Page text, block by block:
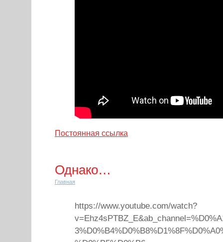
Постоянная ссылка
Однако…
Главная
https://www.youtube.com/watch?